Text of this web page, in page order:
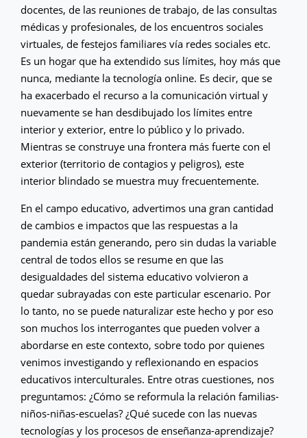
docentes, de las reuniones de trabajo, de las consultas
médicas y profesionales, de los encuentros sociales
virtuales, de festejos familiares vía redes sociales etc.
Es un hogar que ha extendido sus límites, hoy más que
nunca, mediante la tecnología online. Es decir, que se
ha exacerbado el recurso a la comunicación virtual y
nuevamente se han desdibujado los límites entre
interior y exterior, entre lo público y lo privado.
Mientras se construye una frontera más fuerte con el
exterior (territorio de contagios y peligros), este
interior blindado se muestra muy frecuentemente.
En el campo educativo, advertimos una gran cantidad
de cambios e impactos que las respuestas a la
pandemia están generando, pero sin dudas la variable
central de todos ellos se resume en que las
desigualdades del sistema educativo volvieron a
quedar subrayadas con este particular escenario. Por
lo tanto, no se puede naturalizar este hecho y por eso
son muchos los interrogantes que pueden volver a
abordarse en este contexto, sobre todo por quienes
venimos investigando y reflexionando en espacios
educativos interculturales. Entre otras cuestiones, nos
preguntamos: ¿Cómo se reformula la relación familias-
niños-niñas-escuelas? ¿Qué sucede con las nuevas
tecnologías y los procesos de enseñanza-aprendizaje?